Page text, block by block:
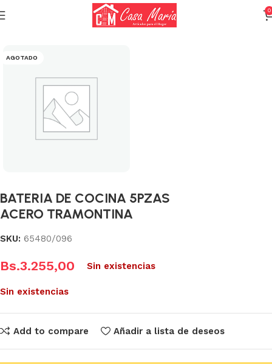
0
Varios (Menaje)
AGOTADO
BATERIA DE COCINA 5PZAS
ACERO TRAMONTINA
SKU: 65480/096
Bs.3.255,00 Sin existencias
Sin existencias
Add to compare Añadir a lista de deseos